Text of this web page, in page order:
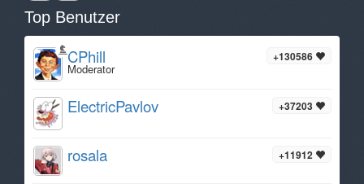
Top Benutzer
+130586
CPhill
Moderator
+37203
ElectricPavlov
+11912
rosala